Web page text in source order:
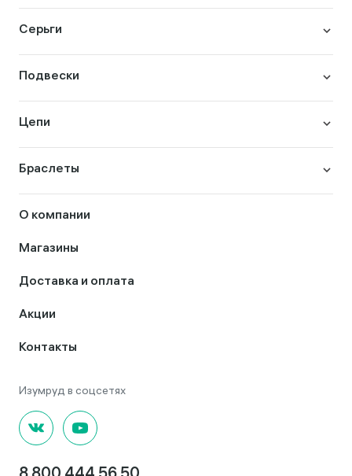
Серьги
Подвески
Цепи
Браслеты
О компании
Магазины
Доставка и оплата
Акции
Контакты